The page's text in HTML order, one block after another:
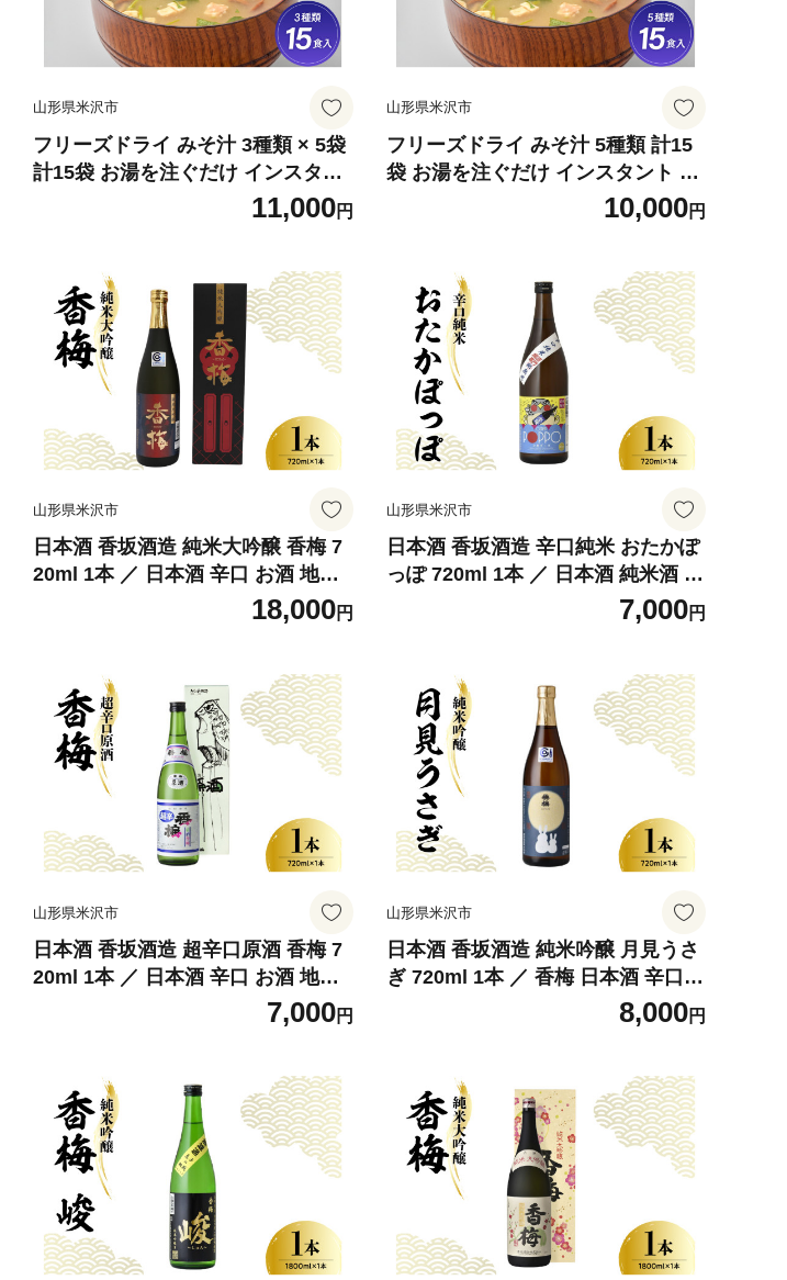
山形県米沢市
フリーズドライ みそ汁 3種類 × 5袋
計15袋 お湯を注ぐだけ インスタン
ト 即席 味噌汁 米沢牛 なめこ 香紫
露菊 国産 大豆 山形県産 米 使用 花
沢市
11,000円
山形県米沢市
フリーズドライ みそ汁 5種類 計15
袋 お湯を注ぐだけ インスタント 即
席 味噌汁 米沢牛 なめこ 香紫露菊
わかめ 揚げ茄子 国産 大豆 山形県産
山形県 米沢市
10,000円
山形県米沢市
日本酒 香坂酒造 純米大吟醸 香梅 7
20ml 1本 ／ 日本酒 辛口 お酒 地酒
アルコール 贈り物 ギフト 贈答 送料
18,000円
山形県米沢市
日本酒 香坂酒造 辛口純米 おたかぽ
っぽ 720ml 1本 ／ 日本酒 純米酒 辛
口 熱燗専用 お酒 地酒 アルコール
贈り物 ギフト 贈答 送料無料 山形県
7,000円
山形県米沢市
日本酒 香坂酒造 超辛口原酒 香梅 7
20ml 1本 ／ 日本酒 辛口 お酒 地酒
アルコール 贈り物 ギフト 贈答 送料
7,000円
山形県米沢市
日本酒 香坂酒造 純米吟醸 月見うさ
ぎ 720ml 1本 ／ 香梅 日本酒 辛口
お酒 地酒 アルコール 贈り物 ギフト
8,000円